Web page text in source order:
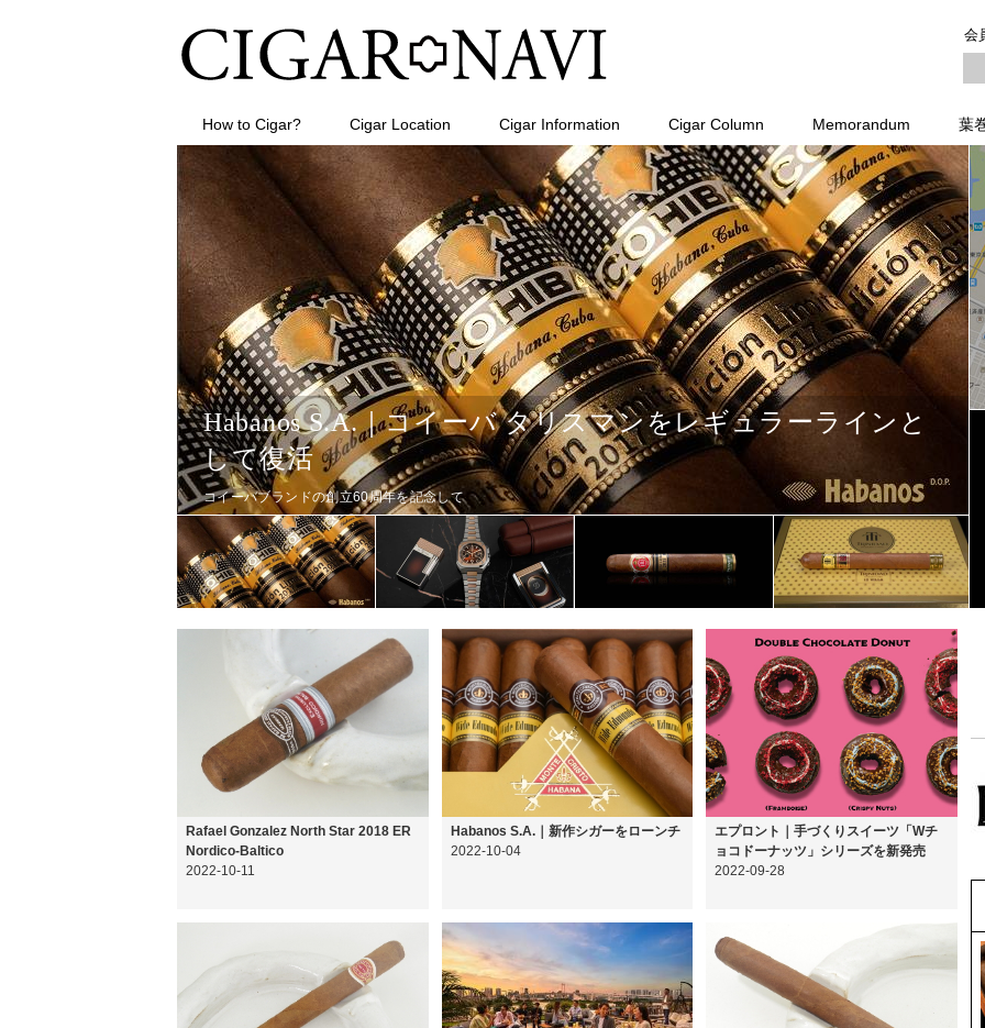
会
How to Cigar? Cigar Location Cigar Information Cigar Column Memorandum 葉
Rafael Gonzalez North Star 2018 ER
Nordico-Baltico
2022-10-11
Habanos S.A.｜新作シガーをローンチ
2022-10-04
エプロント｜手づくりスイーツ「Wチ
ョコドーナッツ」シリーズを新発売
2022-09-28